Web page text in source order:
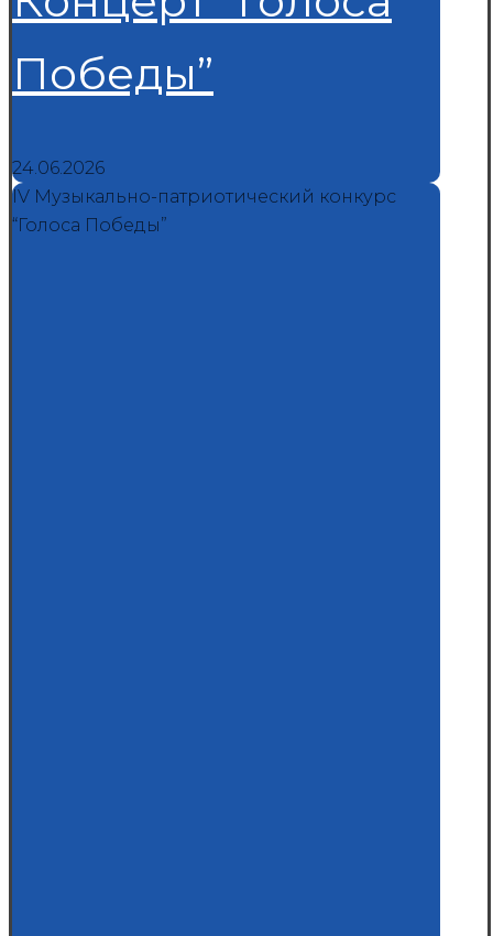
Победы”
24.06.2026
IV Музыкально-патриотический конкурс
“Голоса Победы”